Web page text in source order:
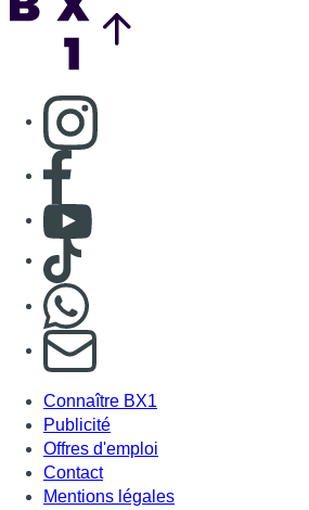
Consulter page Instagram
Consulter page Facebook
Consulter Youtube
Consulter TikTok
S'abonner à notre newsletter
Connaître BX1
Publicité
Offres d'emploi
Contact
Mentions légales